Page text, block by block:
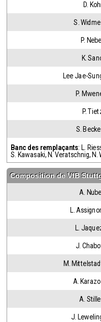
D.
S.
P. Nebel
K.
Lee Jae-
P.
P.
S.
Banc des remplaçants: L.
S. Kawasaki, N. Veratschnig, N.
Composition deVfB
A. Nubel
L.
L.
J.
M.
A.
A.
J.